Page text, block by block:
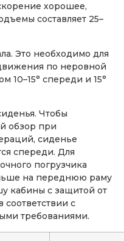
хорошее,
составляет 25–
Это необходимо для
по неровной
10–15° спереди и 15°
Чтобы
обзор при
сиденье
спереди. Для
погрузчика
на переднюю раму
кабины с защитой от
с
требованиями.